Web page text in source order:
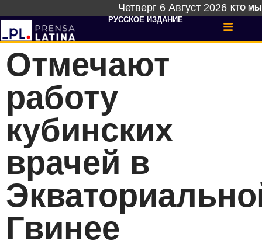
Четверг 6 Август 2026 КТО МЫ
РУССКОЕ ИЗДАНИЕ
Отмечают
работу
кубинских
врачей в
Гвинее